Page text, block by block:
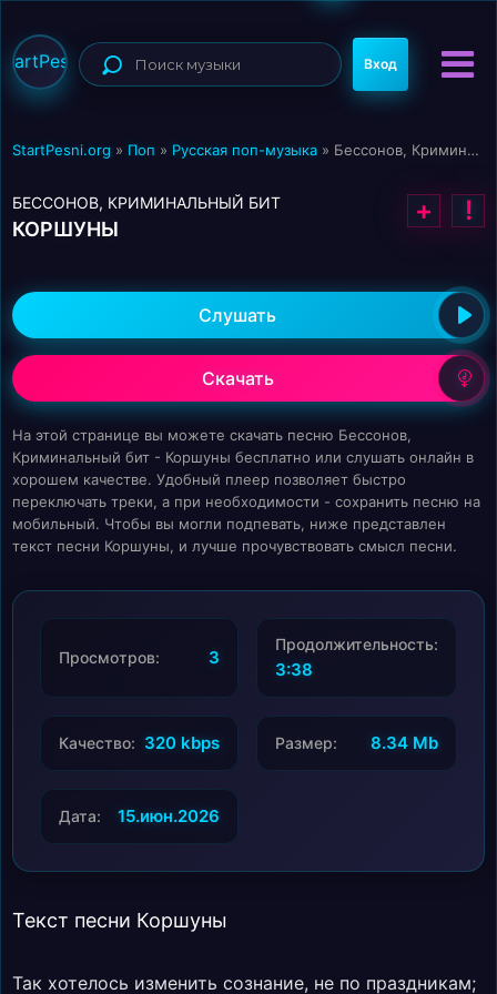
Вход
StartPesni.org » Поп » Русская поп-музыка » Бессонов, Криминальный бит - Коршуны
БЕССОНОВ, КРИМИНАЛЬНЫЙ БИТ
КОРШУНЫ
+ !
Слушать
Скачать
На этой странице вы можете скачать песню Бессонов,
Криминальный бит - Коршуны бесплатно или слушать онлайн в
хорошем качестве. Удобный плеер позволяет быстро
переключать треки, а при необходимости - сохранить песню на
мобильный. Чтобы вы могли подпевать, ниже представлен
текст песни Коршуны, и лучше прочувствовать смысл песни.
Просмотров: 3
Продолжительность:
3:38
Качество: 320 kbps Размер: 8.34 Mb
Дата: 15.июн.2026
Текст песни Коршуны
Так хотелось изменить сознание, не по праздникам;